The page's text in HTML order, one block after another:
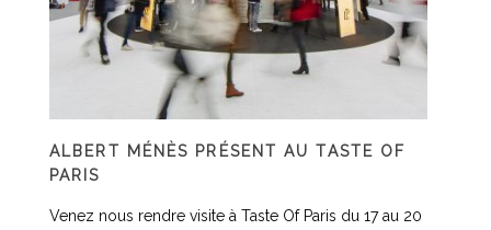
ALBERT MÉNÈS PRÉSENT AU TASTE OF
PARIS
Venez nous rendre visite à Taste Of Paris du 17 au 20